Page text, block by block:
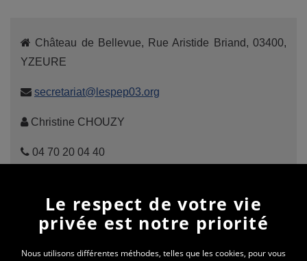
Château de Bellevue, Rue Aristide Briand, 03400,
YZEURE
secretariat@lespep03.org
Christine CHOUZY
04 70 20 04 40
Cliquez icipour nous découvrir !
Le respect de votre vie
privée est notre priorité
Nous utilisons différentes méthodes, telles que les cookies, pour vous